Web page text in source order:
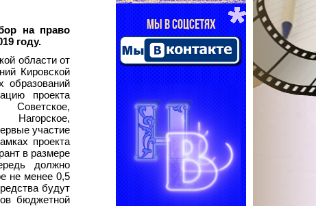
на право
году.
области от
Кировской
образований
проекта
Нагорское,
участие
проекта
в размере
должно
не менее 0,5
будут
бюджетной
МЫ В СОЦСЕТЯХ